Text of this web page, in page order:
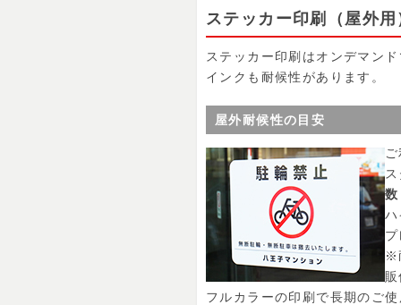
ステッカー印刷（屋外用
ステッカー印刷はオンデマン
インクも耐候性があります。
屋外耐候性の目安
数
ハ
※
フルカラーの印刷で長期のご